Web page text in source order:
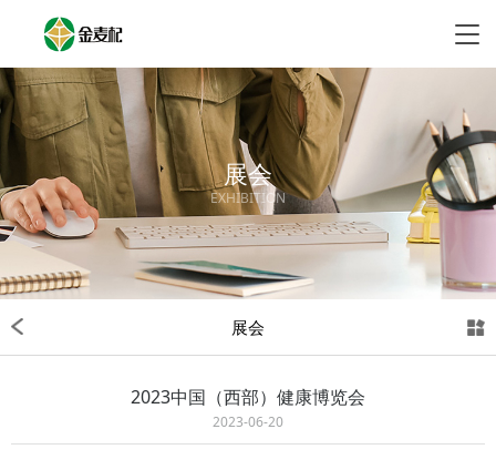
展会
EXHIBITION
展会
2023中国（西部）健康博览会
2023-06-20